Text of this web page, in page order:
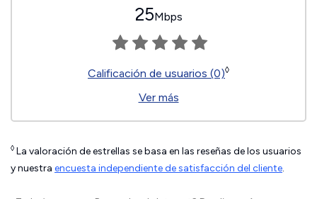
25Mbps
Calificación de usuarios (0)◊
Ver más
◊ La valoración de estrellas se basa en las reseñas de los usuarios
y nuestra encuesta independiente de satisfacción del cliente.